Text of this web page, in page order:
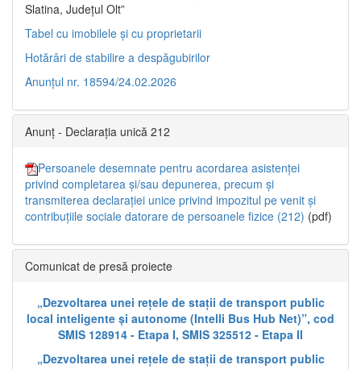
Slatina, Județul Olt”
Tabel cu imobilele și cu proprietarii
Hotărâri de stabilire a despăgubirilor
Anunțul nr. 18594/24.02.2026
Anunț - Declarația unică 212
Persoanele desemnate pentru acordarea asistenței
privind completarea și/sau depunerea, precum și
transmiterea declarației unice privind impozitul pe venit și
contribuțiile sociale datorare de persoanele fizice (212) (pdf)
Comunicat de presă proiecte
„Dezvoltarea unei rețele de stații de transport public
local inteligente și autonome (Intelli Bus Hub Net)”, cod
SMIS 128914 - Etapa I, SMIS 325512 - Etapa II
„Dezvoltarea unei rețele de stații de transport public